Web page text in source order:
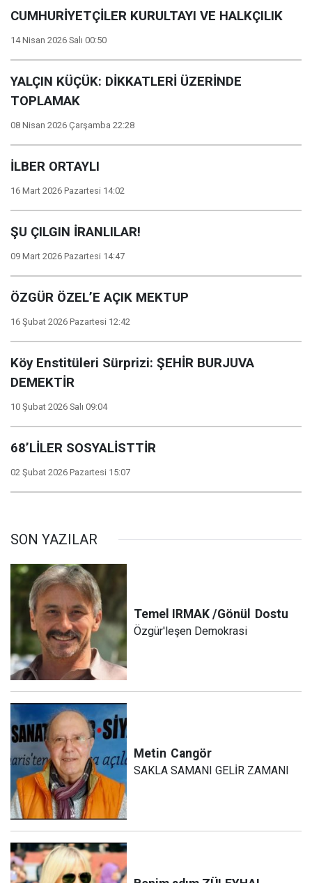
CUMHURİYETÇİLER KURULTAYI VE HALKÇILIK
14 Nisan 2026 Salı 00:50
YALÇIN KÜÇÜK: DİKKATLERİ ÜZERİNDE
TOPLAMAK
08 Nisan 2026 Çarşamba 22:28
İLBER ORTAYLI
16 Mart 2026 Pazartesi 14:02
ŞU ÇILGIN İRANLILAR!
09 Mart 2026 Pazartesi 14:47
ÖZGÜR ÖZEL’E AÇIK MEKTUP
16 Şubat 2026 Pazartesi 12:42
Köy Enstitüleri Sürprizi: ŞEHİR BURJUVA
DEMEKTİR
10 Şubat 2026 Salı 09:04
68’LİLER SOSYALİSTTİR
02 Şubat 2026 Pazartesi 15:07
SON YAZILAR
Temel IRMAK /Gönül Dostu
Özgür'leşen Demokrasi
Metin Cangör
SAKLA SAMANI GELİR ZAMANI